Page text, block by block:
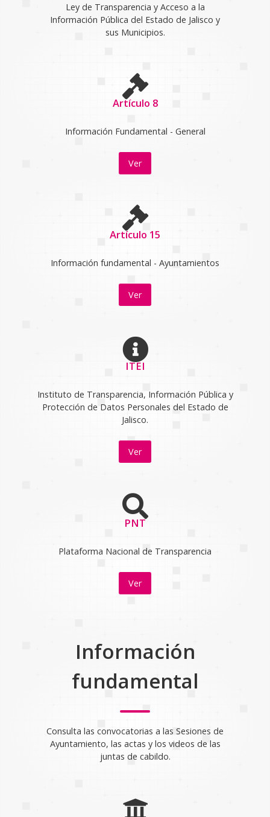
Ley de Transparencia y Acceso a la
Información Pública del Estado de Jalisco y
sus Municipios.
Artículo 8
Información Fundamental - General
Ver
Artículo 15
Información fundamental - Ayuntamientos
Ver
ITEI
Instituto de Transparencia, Información Pública y
Protección de Datos Personales del Estado de
Jalisco.
Ver
PNT
Plataforma Nacional de Transparencia
Ver
Información
fundamental
Consulta las convocatorias a las Sesiones de
Ayuntamiento, las actas y los videos de las
juntas de cabildo.